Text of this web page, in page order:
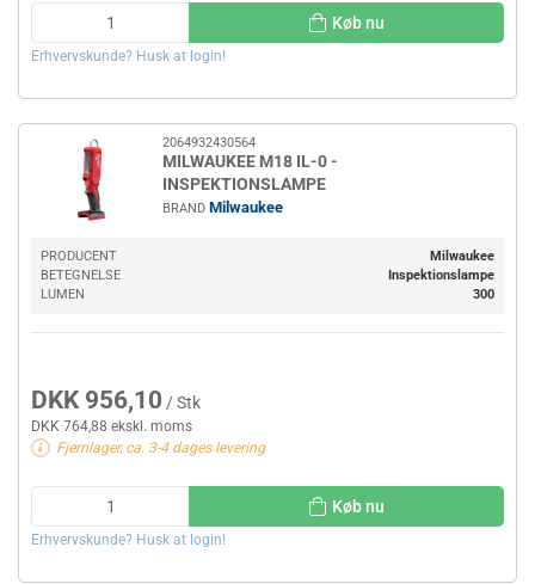
Køb nu
Erhvervskunde? Husk at login!
2064932430564
MILWAUKEE M18 IL-0 -
INSPEKTIONSLAMPE
BRAND Milwaukee
PRODUCENT
Milwaukee
BETEGNELSE
Inspektionslampe
LUMEN
300
DKK 956,10 / Stk
DKK 764,88 ekskl. moms
Fjernlager, ca. 3-4 dages levering
Køb nu
Erhvervskunde? Husk at login!